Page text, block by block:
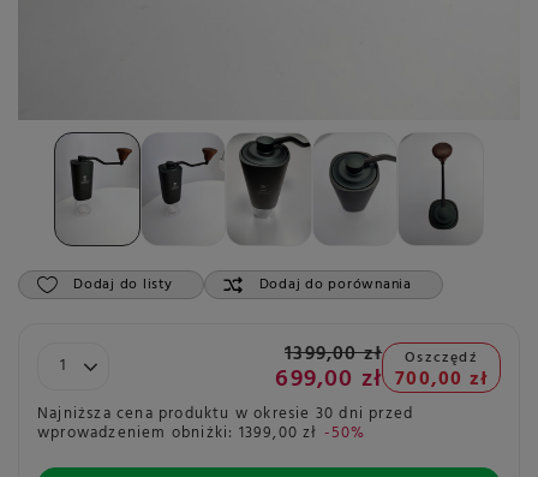
Dodaj do listy Dodaj do porównania
1399,00 zł
699,00 zł
Oszczędź
700,00 zł
Najniższa cena produktu w okresie 30 dni przed
wprowadzeniem obniżki: 1399,00 zł -50%